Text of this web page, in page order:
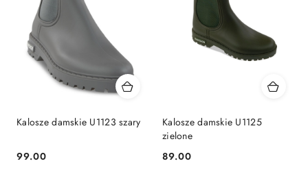
Kalosze damskie U1123 szary
Cena:
99.00
Kalosze damskie U1125
zielone
Cena:
89.00